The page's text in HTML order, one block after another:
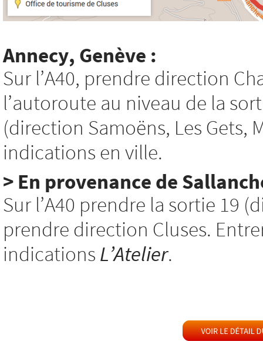
Annecy, Genève :
Sur l’A40, prendre direction
l’autoroute au niveau de la
(direction Samoëns, Les Gets,
indications en ville.
> En provenance de
Sur l’A40 prendre la sortie 19
prendre direction Cluses.
indications L’Atelier.